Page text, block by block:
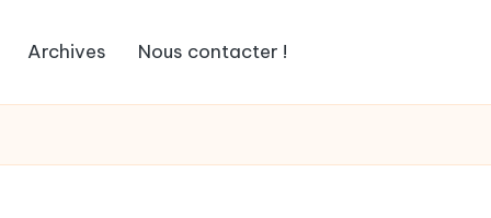
Archives Nous contacter !